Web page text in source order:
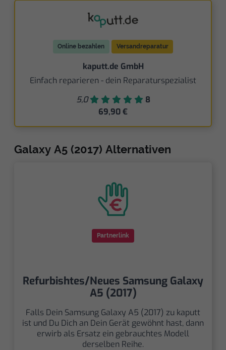
Online bezahlen Versandreparatur
kaputt.de GmbH
Einfach reparieren - dein Reparaturspezialist
5,0
8
69,90 €
Galaxy A5 (2017) Alternativen
Partnerlink
Refurbishtes/Neues Samsung Galaxy
A5 (2017)
Falls Dein Samsung Galaxy A5 (2017) zu kaputt
ist und Du Dich an Dein Gerät gewöhnt hast, dann
erwirb als Ersatz ein gebrauchtes Modell
derselben Reihe.